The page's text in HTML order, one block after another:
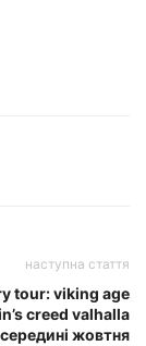
наступна стаття
tour: viking age
creed valhalla
жовтня